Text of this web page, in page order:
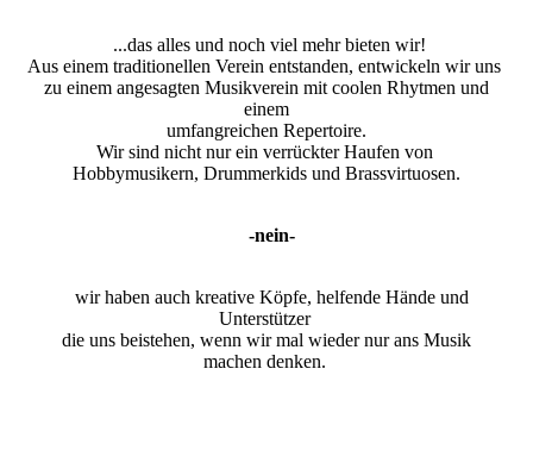
...das alles und noch viel mehr bieten wir!
Aus einem traditionellen Verein entstanden, entwickeln wir uns
zu einem angesagten Musikverein mit coolen Rhytmen und
einem
umfangreichen Repertoire.
Wir sind nicht nur ein verrückter Haufen von
Hobbymusikern, Drummerkids und Brassvirtuosen.
-nein-
wir haben auch kreative Köpfe, helfende Hände und
Unterstützer
die uns beistehen, wenn wir mal wieder nur ans Musik
machen denken.